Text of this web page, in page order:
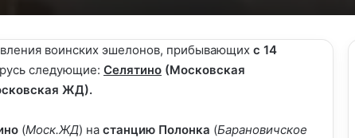
воинских эшелонов, прибывающих с 14
следующие: Селятино (Московская
ЖД).
(Моск.ЖД) на станцию Полонка (Барановичское